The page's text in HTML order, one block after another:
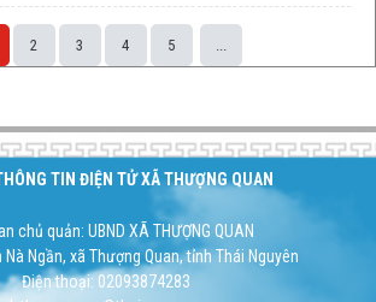
2 3 4 5
TIN ĐIỆN TỬ XÃ THƯỢNG QUAN
chủ quản: UBND XÃ THƯỢNG QUAN
Ngần, xã Thượng Quan, tỉnh Thái Nguyên
Điện thoại: 02093874283